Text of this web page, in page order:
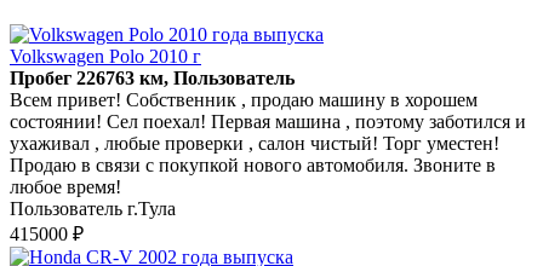
Volkswagen Polo 2010 г
Пробег 226763 км, Пользователь
Всем привет! Собственник , продаю машину в хорошем
состоянии! Сел поехал! Первая машина , поэтому заботился и
ухаживал , любые проверки , салон чистый! Торг уместен!
Продаю в связи с покупкой нового автомобиля. Звоните в
любое время!
Пользователь г.Тула
415000 ₽